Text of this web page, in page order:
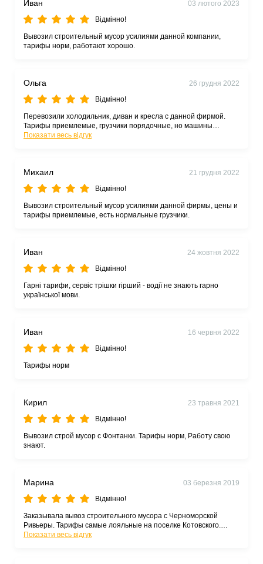
Иван
03 лютого 2023
Відмінно!
Вывозил строительный мусор усилиями данной компании,
тарифы норм, работают хорошо.
Ольга
26 грудня 2022
Відмінно!
Перевозили холодильник, диван и кресла с данной фирмой.
Тарифы приемлемые, грузчики порядочные, но машины
ограниченной высоты ... только газели. Холодильник стоя еле
Показати весь відгук
Михаил
21 грудня 2022
Відмінно!
Вывозил строительный мусор усилиями данной фирмы, цены и
тарифы приемлемые, есть нормальные грузчики.
Иван
24 жовтня 2022
Відмінно!
Гарні тарифи, сервіс трішки гірший - водії не знають гарно
української мови.
Иван
16 червня 2022
Відмінно!
Тарифы норм
Кирил
23 травня 2021
Відмінно!
Вывозил строй мусор с Фонтанки. Тарифы норм, Работу свою
знают.
Марина
03 березня 2019
Відмінно!
Заказывала вывоз строительного мусора с Черноморской
Ривьеры. Тарифы самые лояльные на поселке Котовского.
Уровень сервиса приемлемый. Рекомендую.
Показати весь відгук